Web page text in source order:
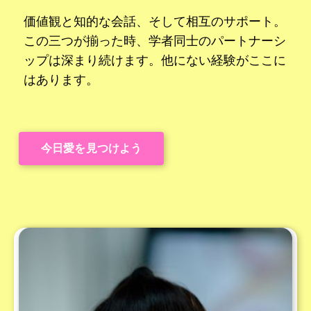
価値観と知的な会話、そして相互のサポート。
この三つが揃った時、学者同士のパートナーシ
ップは深まり続けます。他にない経験がここに
はあります。
今日愛を見つけよう